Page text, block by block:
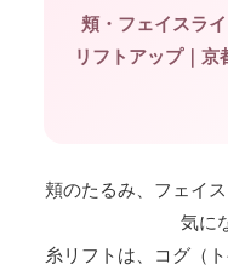
頬・フェイスラ
リフトアップ｜京
頬のたるみ、フェイ
気に
糸リフトは、コグ（